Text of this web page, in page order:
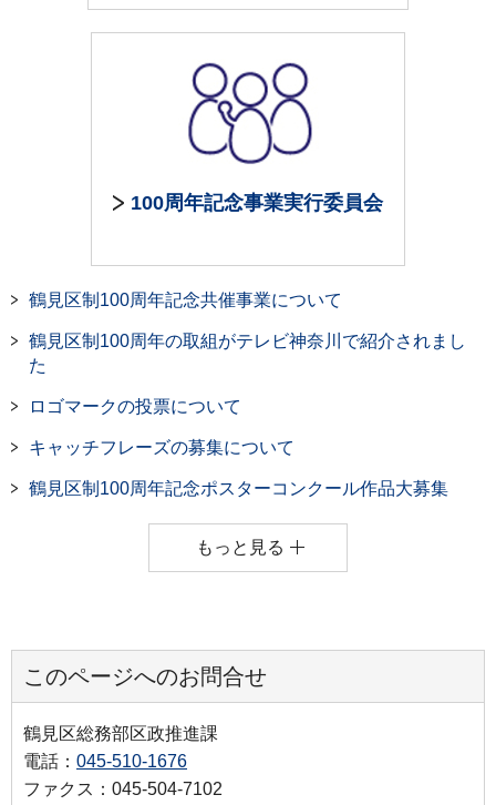
100周年記念事業実行委員会
鶴見区制100周年記念共催事業について
鶴見区制100周年の取組がテレビ神奈川で紹介されまし
た
ロゴマークの投票について
キャッチフレーズの募集について
鶴見区制100周年記念ポスターコンクール作品大募集
もっと見る
このページへのお問合せ
鶴見区総務部区政推進課
電話： 045-510-1676
ファクス：045-504-7102